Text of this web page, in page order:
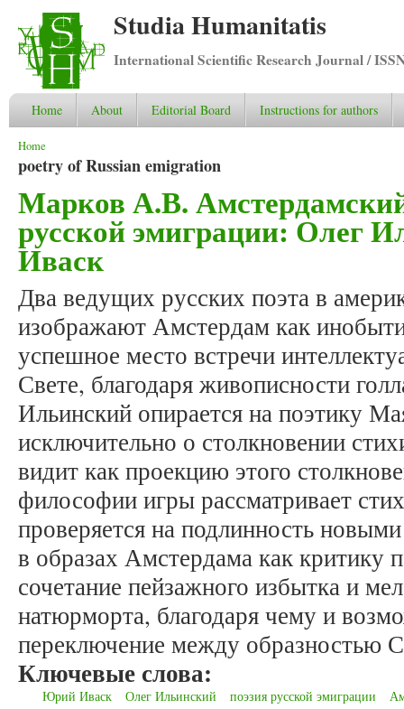
Studia Humanitatis
International Scientific Research Journal /
Home About Editorial Board Instructions for authors
You are here
Home
poetry of Russian emigration
Марков А.В.
русской эмиграции: Олег
Иваск
Два ведущих русских поэта в
изображают Амстердам как
успешное место встречи
Свете, благодаря живописности
Ильинский опирается на поэтику
исключительно о столкновении
видит как проекцию этого
философии игры рассматривает
проверяется на подлинность
в образах Амстердама как критику
сочетание пейзажного избытка и
натюрморта, благодаря чему и
переключение между образностью
Ключевые слова:
Юрий Иваск Олег Ильинский поэзия русской эмиграции